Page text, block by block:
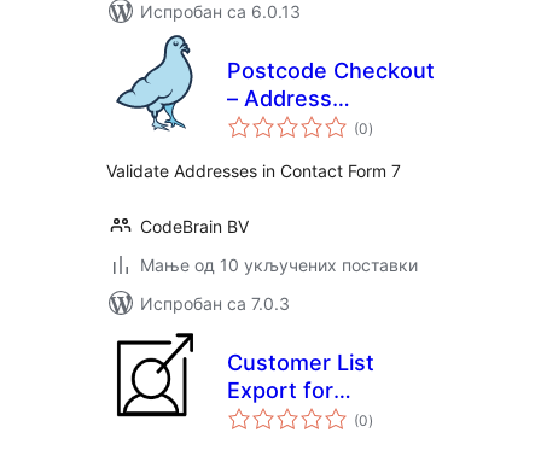
Испробан са 6.0.13
Postcode Checkout
– Address
Validation | Contact
(0укупних
оцена
)
Validate Addresses in Contact Form 7
CodeBrain BV
Мање од 10 укључених поставки
Испробан са 7.0.3
Customer List
Export for
Woocommerce
(0укупних
оцена
)